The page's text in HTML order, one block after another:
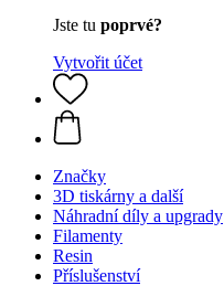
Jste tu poprvé?
Vytvořit účet
Značky
3D tiskárny a další
Náhradní díly a upgrady
Filamenty
Resin
Příslušenství